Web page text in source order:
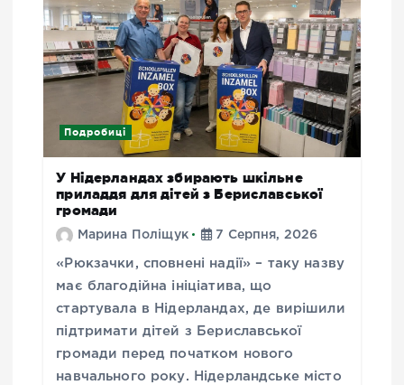
Подробиці
У Нідерландах збирають шкільне
приладдя для дітей з Бериславської
громади
Марина Поліщук 7 Серпня, 2026
«Рюкзачки, сповнені надії» – таку назву
має благодійна ініціатива, що
стартувала в Нідерландах, де вирішили
підтримати дітей з Бериславської
громади перед початком нового
навчального року. Нідерландське місто